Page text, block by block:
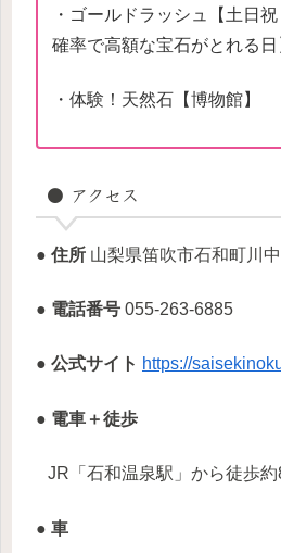
・ゴールドラッシュ【土日
確率で高額な宝石がとれる日
・体験！天然石【博物館】
● アクセス
● 住所 山梨県笛吹市石和町川
● 電話番号 055-263-6885
● 公式サイト https://
● 電車＋徒歩
JR「石和温泉駅」から徒歩約
● 車